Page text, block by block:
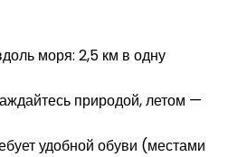
моря: 2,5 км в одну
природой, летом —
удобной обуви (местами